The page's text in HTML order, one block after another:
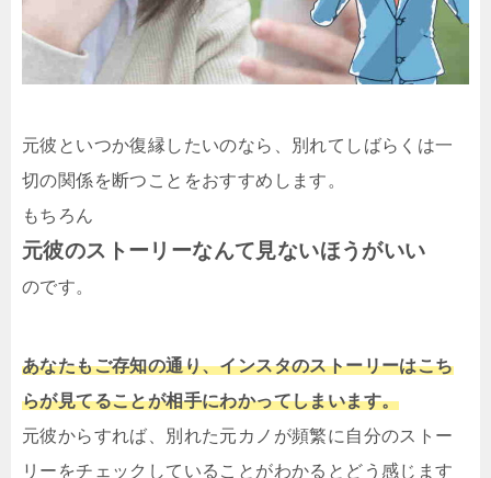
元彼といつか復縁したいのなら、別れてしばらくは一
切の関係を断つことをおすすめします。
もちろん
元彼のストーリーなんて見ないほうがいい
のです。
あなたもご存知の通り、インスタのストーリーはこち
らが見てることが相手にわかってしまいます。
元彼からすれば、別れた元カノが頻繁に自分のストー
リーをチェックしていることがわかるとどう感じます